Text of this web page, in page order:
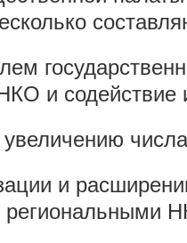
и
увеличению
и
региональными